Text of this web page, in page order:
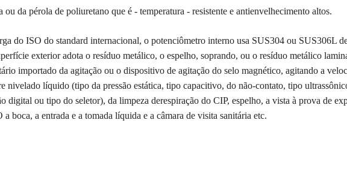
da pérola de poliuretano que é - temperatura - resistente e antienvelhecimento altos.
do ISO do standard internacional, o potenciômetro interno usa SUS304 ou SUS306L
exterior adota o resíduo metálico, o espelho, soprando, ou o resíduo metálico
importado da agitação ou o dispositivo de agitação do selo magnético, agitando a
nivelado líquido (tipo da pressão estática, tipo capacitivo, do não-contato, tipo
digital ou tipo do seletor), da limpeza derespiração do CIP, espelho, a vista à prova de
boca, a entrada e a tomada líquida e a câmara de visita sanitária etc.